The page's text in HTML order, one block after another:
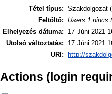
Tétel típus: Szakdolgozat
Feltöltő:
Users 1 nincs
Elhelyezés dátuma:
17 Júni 2021
Utolsó változtatás:
17 Júni 2021
URI:
http://
Actions (login